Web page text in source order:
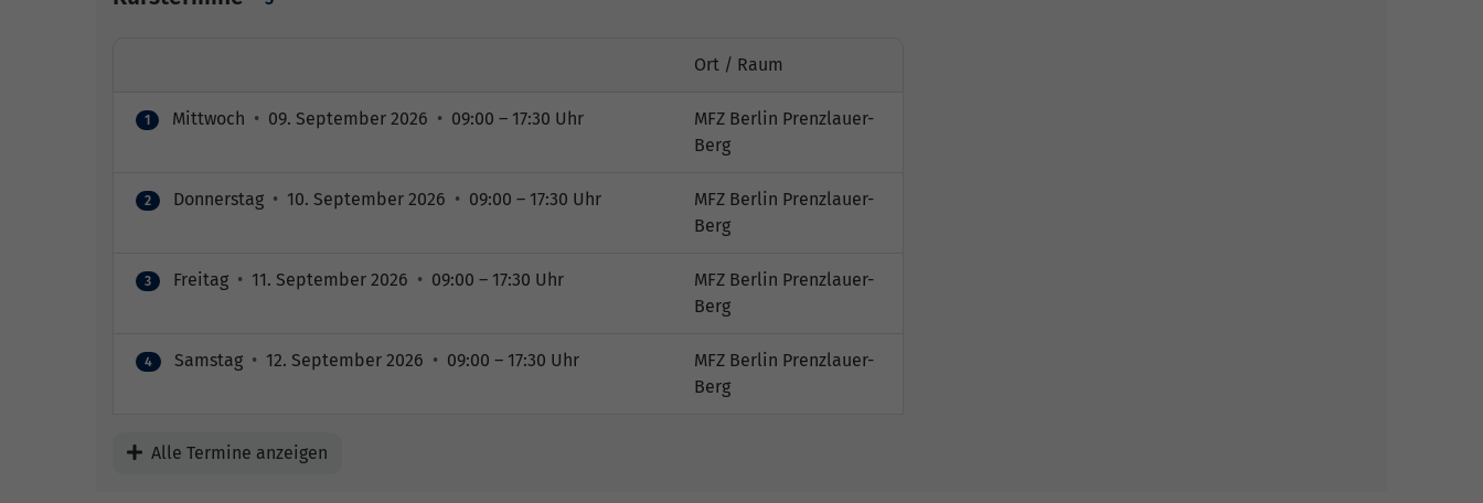
Ort / Raum
1 Mittwoch • 09. September 2026 • 09:00 – 17:30 Uhr
MFZ Berlin Prenzlauer-
Berg
2 Donnerstag • 10. September 2026 • 09:00 – 17:30 Uhr
MFZ Berlin Prenzlauer-
Berg
3 Freitag • 11. September 2026 • 09:00 – 17:30 Uhr
MFZ Berlin Prenzlauer-
Berg
4 Samstag • 12. September 2026 • 09:00 – 17:30 Uhr
MFZ Berlin Prenzlauer-
Berg
Alle Termine anzeigen